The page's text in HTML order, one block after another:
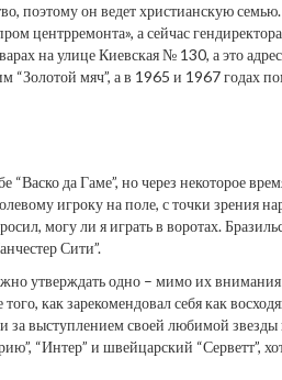
поэтому он ведет христианскую
центрремонта», а сейчас
на улице Киевская № 130, а это
мяч”, а в 1965 и 1967 годах
да Гаме”, но через некоторое
игроку на поле, с точки зрения
могу ли я играть в воротах.
Сити”.
утверждать одно – мимо их внимания
как зарекомендовал себя как
выступлением своей любимой звезды
“Интер” и швейцарский “Серветт”,